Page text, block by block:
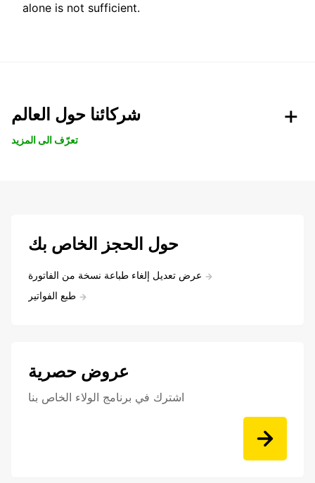
alone is not sufficient.
شركائنا حول العالم
تعرّف الى المزيد
حول الحجز الخاص بك
عرض تعديل إلغاء طباعة نسخة من الفاتورة
طبع الفواتير
عروض حصرية
اشترك في برنامج الولاء الخاص بنا